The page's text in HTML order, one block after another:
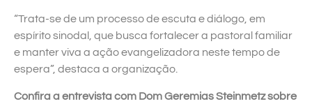
“Trata-se de um processo de escuta e diálogo, em
espírito sinodal, que busca fortalecer a pastoral familiar
e manter viva a ação evangelizadora neste tempo de
espera”, destaca a organização.
Confira a entrevista com Dom Geremias Steinmetz sobre